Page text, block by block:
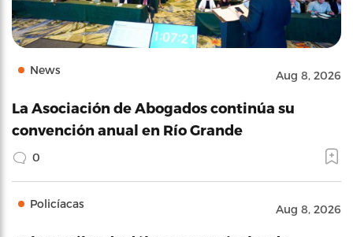
News Aug 8, 2026
La Asociación de Abogados continúa su
convención anual en Río Grande
0
Policíacas Aug 8, 2026